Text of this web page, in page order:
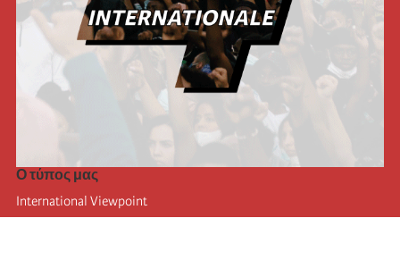
Ο τύπος μας
International Viewpoint